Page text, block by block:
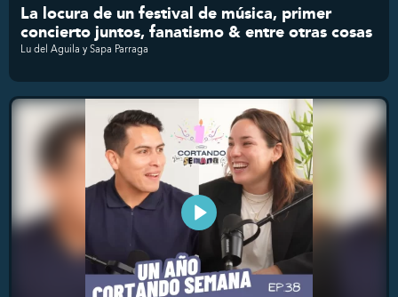
La locura de un festival de música, primer
concierto juntos, fanatismo & entre otras cosas
Lu del Aguila y Sapa Parraga